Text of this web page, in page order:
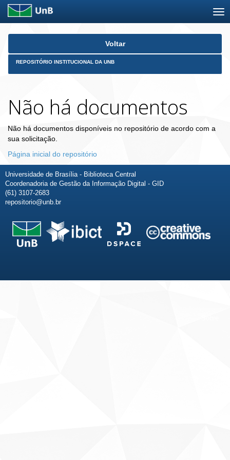
Skip
Voltar
REPOSITÓRIO INSTITUCIONAL DA UNB
Não há documentos
Não há documentos disponíveis no repositório de acordo com a
sua solicitação.
Página inicial do repositório
Universidade de Brasília - Biblioteca Central
Coordenadoria de Gestão da Informação Digital - GID
(61) 3107-2683
repositorio@unb.br